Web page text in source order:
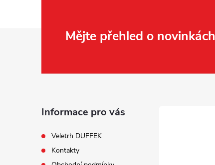
Mějte přehled o novinkách
Informace pro vás
Veletrh DUFFEK
Kontakty